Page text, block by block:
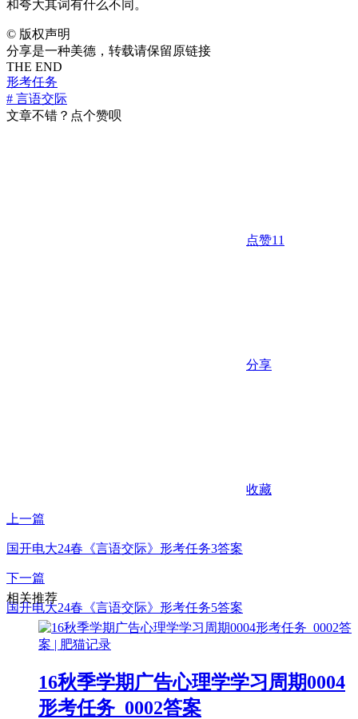
和夸大其词有什么不同。
© 版权声明
分享是一种美德，转载请保留原链接
THE END
形考任务
# 言语交际
文章不错？点个赞呗
点赞11
分享
收藏
上一篇
国开电大24春《言语交际》形考任务3答案
下一篇
国开电大24春《言语交际》形考任务5答案
相关推荐
16秋季学期广告心理学学习周期0004
形考任务_0002答案